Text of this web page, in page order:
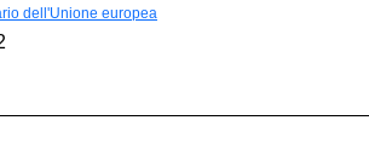
dell'Unione europea